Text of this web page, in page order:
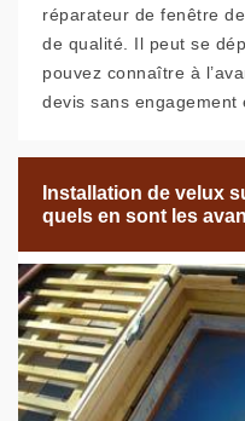
réparateur de fenêtre
de qualité. Il peut se
pouvez connaître à
devis sans engagement
Installation de velux
quels en sont les